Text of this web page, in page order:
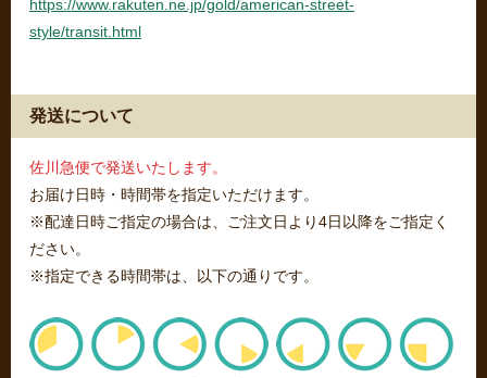
https://www.rakuten.ne.jp/gold/american-street-
style/transit.html
発送について
佐川急便で発送いたします。
お届け日時・時間帯を指定いただけます。
※配達日時ご指定の場合は、ご注文日より4日以降をご指定く
ださい。
※指定できる時間帯は、以下の通りです。